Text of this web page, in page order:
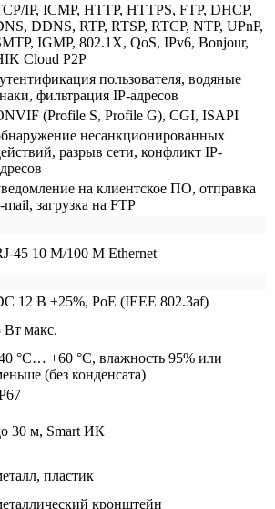
IP, ICMP, HTTP, HTTPS, FTP, DHCP,
DDNS, RTP, RTSP, RTCP, NTP, UPnP,
IGMP, 802.1X, QoS, IPv6, Bonjour,
Cloud P2P
пользователя, водяные
фильтрация IP-адресов
(Profile S, Profile G), CGI, ISAPI
несанкционированных
разрыв сети, конфликт IP-
на клиентское ПО, отправка
mail, загрузка на FTP
45 10 M/100 M Ethernet
12 В ±25%, PoE (IEEE 802.3af)
Вт макс.
°С… +60 °С, влажность 95% или
(без конденсата)
30 м, Smart ИК
пластик
кронштейн